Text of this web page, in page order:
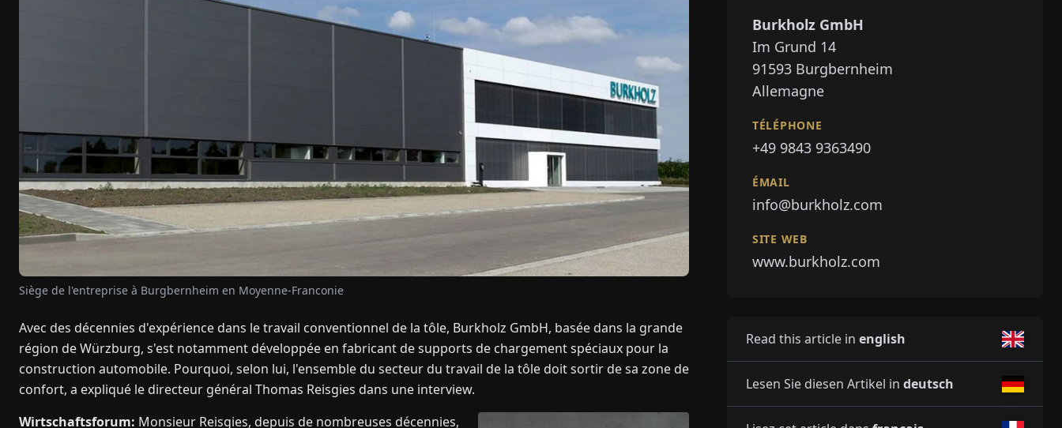
Siège de l'entreprise à Burgbernheim en Moyenne-Franconie
Avec des décennies d'expérience dans le travail conventionnel de la tôle, Burkholz GmbH, basée dans la grande
région de Würzburg, s'est notamment développée en fabricant de supports de chargement spéciaux pour la
construction automobile. Pourquoi, selon lui, l'ensemble du secteur du travail de la tôle doit sortir de sa zone de
confort, a expliqué le directeur général Thomas Reisgies dans une interview.
Wirtschaftsforum: Monsieur Reisgies, depuis de nombreuses décennies,
Burkholz GmbH
Im Grund 14
91593 Burgbernheim
Allemagne
TÉLÉPHONE
+49 9843 9363490
ÉMAIL
info@burkholz.com
SITE WEB
www.burkholz.com
Read this article in english
Lesen Sie diesen Artikel in deutsch